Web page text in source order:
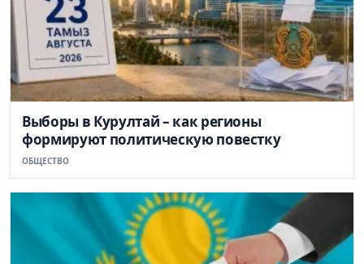
Выборы в Курултай – как регионы
формируют политическую повестку
ОБЩЕСТВО